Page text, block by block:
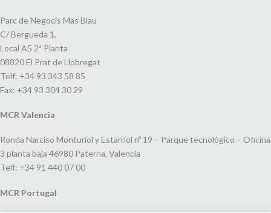
Parc de Negocis Mas Blau
C/ Bergueda 1,
Local A5 2ª Planta
08820 El Prat de Llobregat
Telf: +34 93 343 58 85
Fax: +34 93 304 30 29
MCR Valencia
Ronda Narciso Monturiol y Estarriol nº 19 – Parque tecnológico – Oficina
3 planta baja 46980 Paterna, Valencia
Telf: +34 91 440 07 00
MCR Portugal